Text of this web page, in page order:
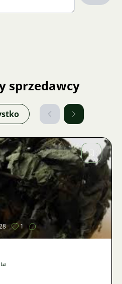
sprzedawcy
Zdjęcie
1